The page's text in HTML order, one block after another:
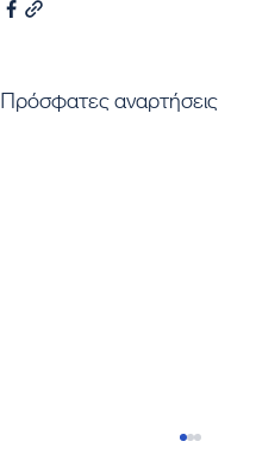
Πρόσφατες αναρτήσεις